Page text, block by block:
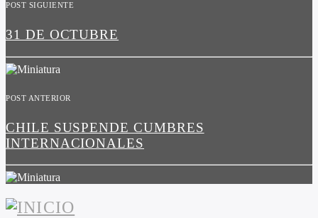
POST SIGUIENTE
31 DE OCTUBRE
POST ANTERIOR
CHILE SUSPENDE CUMBRES
INTERNACIONALES